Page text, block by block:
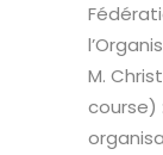
M.
course)